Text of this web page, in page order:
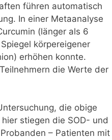
führen automatisch
In einer Metaanalyse
(länger als 6
körpereigener
erhöhen konnte.
die Werte der
, die obige
stiegen die SOD- und
– Patienten mit